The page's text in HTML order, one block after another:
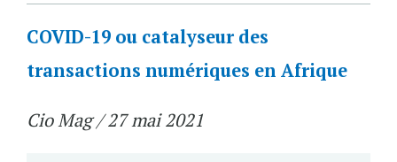
COVID-19 ou catalyseur des
transactions numériques en Afrique
Cio Mag / 27 mai 2021